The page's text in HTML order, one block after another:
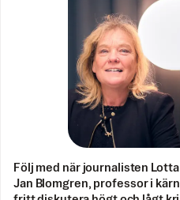
Följ med när journalisten
Jan Blomgren, professor i